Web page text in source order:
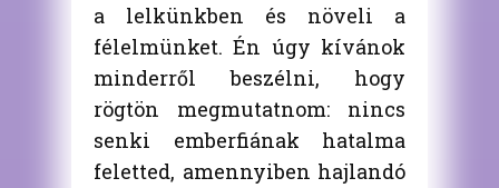
a lelkünkben és növeli a
félelmünket. Én úgy kívánok
minderről beszélni, hogy
rögtön megmutatnom: nincs
senki emberfiának hatalma
feletted, amennyiben hajlandó